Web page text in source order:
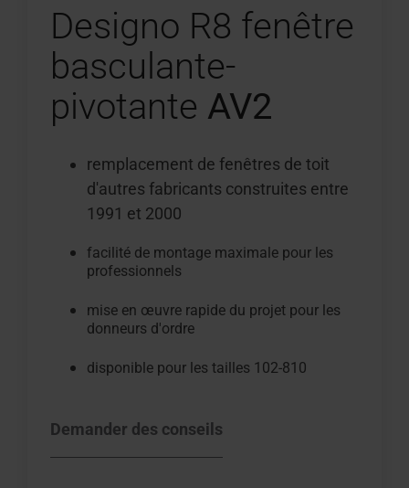
Designo R8 fenêtre
basculante-
pivotante AV2
remplacement de fenêtres de toit
d'autres fabricants construites entre
1991 et 2000
facilité de montage maximale pour les
professionnels
mise en œuvre rapide du projet pour les
donneurs d'ordre
disponible pour les tailles 102-810
Demander des conseils